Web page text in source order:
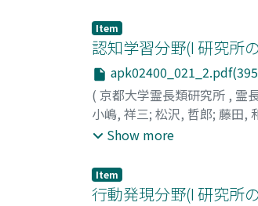
Item
認知学習分野(I 研究所
( 京都大学霊長類研究所 , 霊
小嶋, 祥三; 松沢, 哲郎; 藤田,
Tomonaga, Masaki
Show more
Item
行動発現分野(I 研究所